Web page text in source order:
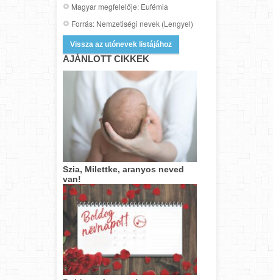
Magyar megfelelője: Eufémia
Forrás: Nemzetiségi nevek (Lengyel)
Vissza az utónevek listájához
AJÁNLOTT CIKKEK
Szia, Milettke, aranyos neved
van!